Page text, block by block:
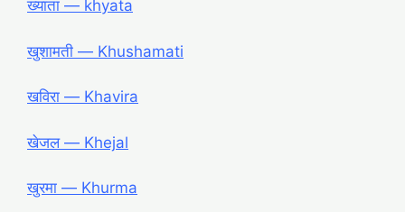
ख्याता ― khyata
खुशामती ― Khushamati
खविरा ― Khavira
खेजल ― Khejal
खुरमा ― Khurma